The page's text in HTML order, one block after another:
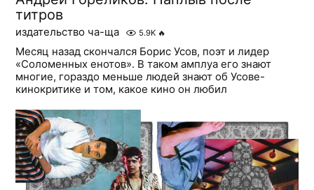
титров
издательство ча-ща 5.9K 🔥
Месяц назад скончался Борис Усов, поэт и лидер
«Соломенных енотов». В таком амплуа его знают
многие, гораздо меньше людей знают об Усове-
кинокритике и том, какое кино он любил